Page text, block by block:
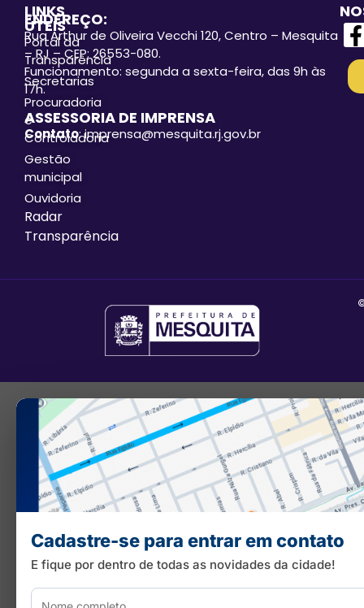
LINKS
ÚTEIS
Portal da
Transparência
Secretarias
Procuradoria
e
Controladoria
Gestão
municipal
Ouvidoria
Radar
Transparência
ENDEREÇO:
Rua Arthur de Oliveira Vecchi 120, Centro – Mesquita
– RJ – CEP: 26553-080.
Funcionamento: segunda a sexta-feira, das 9h às
17h.
ASSESSORIA DE IMPRENSA
Contato: imprensa@mesquita.rj.gov.br
Cadastre-se para entrar em contato
E fique por dentro de todas as novidades da cidade!